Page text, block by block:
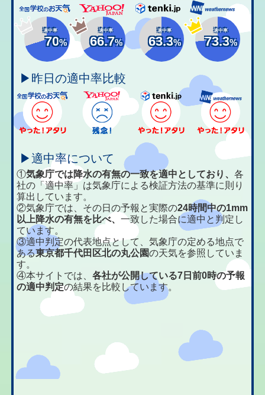
適中率
70%
適中率
66.7%
適中率
63.3%
適中率
73.3%
▶昨日の適中率比較
▶適中率について
①気象庁では降水の有無の一致を適中としており、各
社の「適中率」は気象庁による検証方法の基準に則り
算出しています。
②気象庁では、その日の予報と実際の24時間中の1mm
以上降水の有無を比べ、一致した場合に適中と判定し
ています。
③適中判定の代表地点として、気象庁の定める地点で
ある東京都千代田区北の丸公園の天気を参照していま
す。
④本サイトでは、各社が公開している7日前0時の予報
の適中判定の結果を比較しています。